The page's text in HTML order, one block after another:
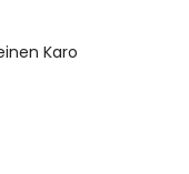
Karo